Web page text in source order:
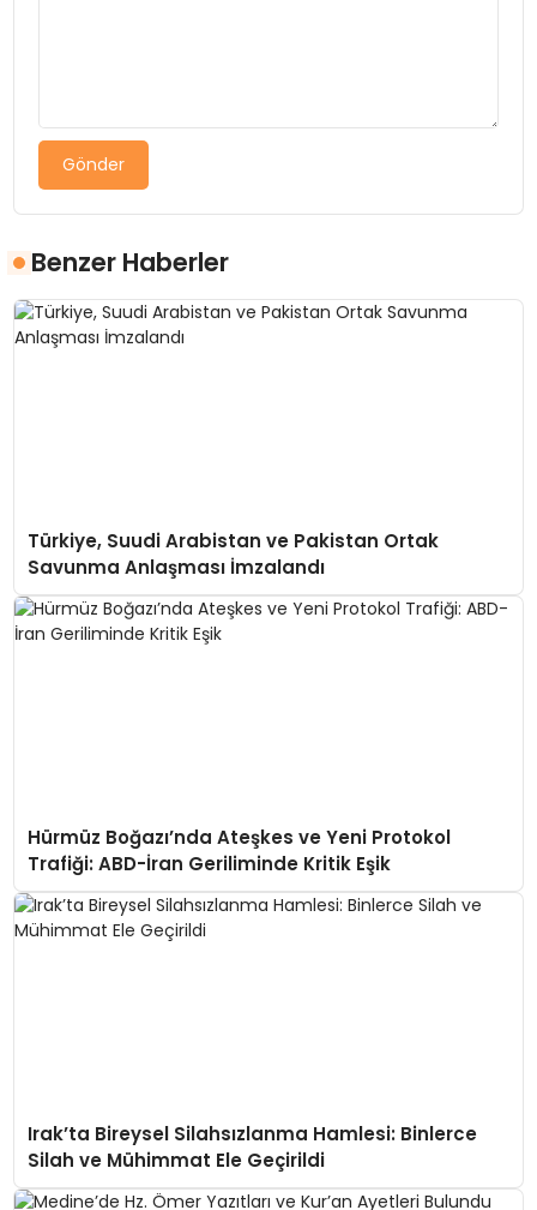
Gönder
Benzer Haberler
Türkiye, Suudi Arabistan ve Pakistan Ortak
Savunma Anlaşması İmzalandı
Hürmüz Boğazı’nda Ateşkes ve Yeni Protokol
Trafiği: ABD-İran Geriliminde Kritik Eşik
Irak’ta Bireysel Silahsızlanma Hamlesi: Binlerce
Silah ve Mühimmat Ele Geçirildi